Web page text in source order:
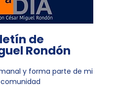
de
Rondón
y forma parte de mi